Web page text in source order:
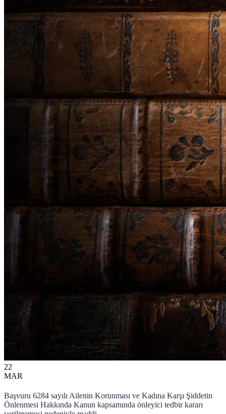
22
MAR
Başvuru 6284 sayılı Ailenin Korunması ve Kadına Karşı Şiddetin
Önlenmesi Hakkında Kanun kapsamında önleyici tedbir kararı